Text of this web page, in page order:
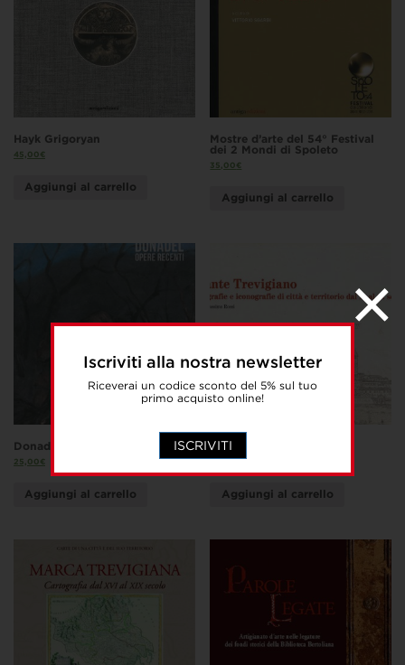
Iscriviti alla nostra newsletter
Riceverai un codice sconto del 5% sul tuo
primo acquisto online!
ISCRIVITI
Hayk Grigoryan
45,00€
Aggiungi al carrello
Mostre d’arte del 54° Festival
dei 2 Mondi di Spoleto
35,00€
Aggiungi al carrello
Donadel. Opere recenti
25,00€
Aggiungi al carrello
Atlante Trevigiano
25,00€
Aggiungi al carrello